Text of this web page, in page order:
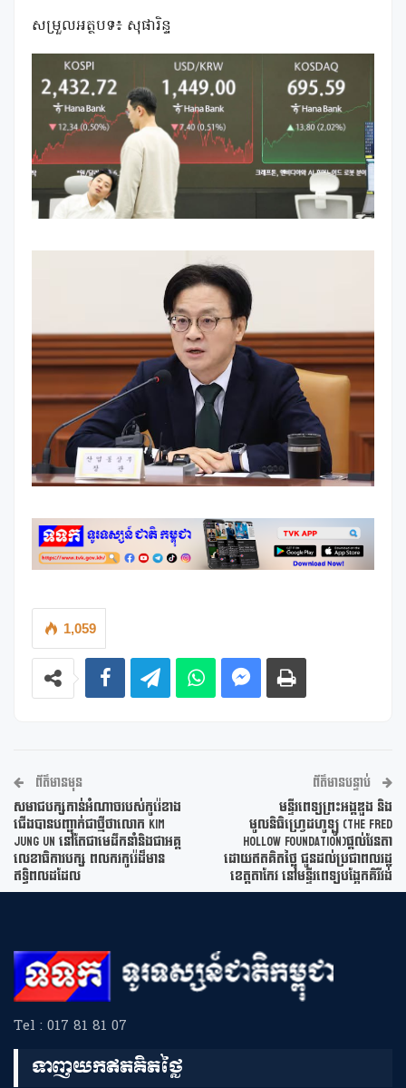
សម្រួលអត្ថបទ៖ សុផារិន្ទ
1,059
ព័ត៌មានមុន
សមាជបក្សកាន់អំណាចរបស់កូរ៉េខាង
ជើងបានបញ្ជាក់ជាថ្មីថាលោក Kim
Jung Un នៅតែជាមេដឹកនាំនិងជាអគ្គ
លេខាធិការបក្ស ពលករកូរ៉េដ៏មាន
ឥទ្ធិពលដដែល
ព័ត៌មានបន្ទាប់
មន្ទីរពេទ្យព្រះអង្គឌួង និង
មូលនិធិហ្វ្រេដហូឡូ (The Fred
Hollow Foundation)ផ្តល់វែនតា
ដោយឥតគិតថ្លៃ ជូនដល់ប្រជាពលរដ្ឋ
ខេត្តតាកែវ នៅមន្ទីរពេទ្យបង្អែកគិរីវង់
Tel : 017 81 81 07
ទាញយកឥតគិតថ្លៃ